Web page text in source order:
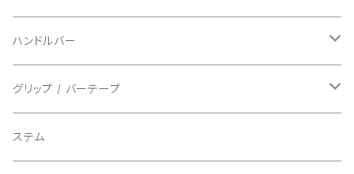
BIKEHAND/バイクハンド
BIO RACER/ビオレーサー
BIKEYOKE/バイクヨーク
フルフィンガー
シューズカバー
キャップ
その他
フラットペダル用
ビンディングペダル用
インソール
センサー
アクセサリー
カセットスプロケット
シフターマウント
ステムスペーサー
ハンドルバー
ドロップハンドル
フラット/ライザーバー
グリップ / バーテープ
グリップ
ステム